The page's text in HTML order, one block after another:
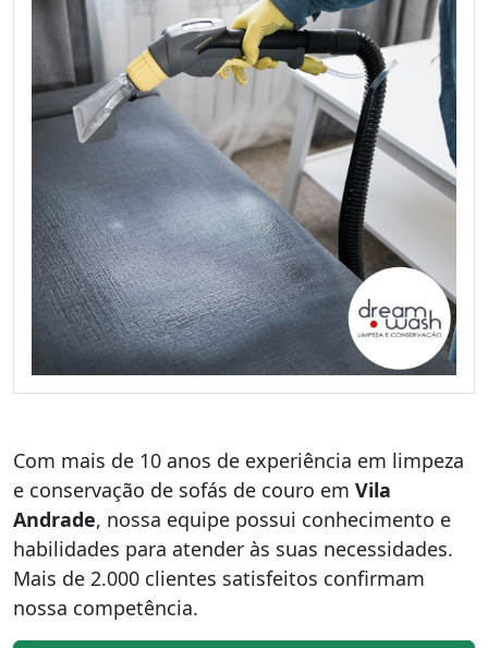
Com mais de 10 anos de experiência em limpeza
e conservação de sofás de couro em Vila
Andrade, nossa equipe possui conhecimento e
habilidades para atender às suas necessidades.
Mais de 2.000 clientes satisfeitos confirmam
nossa competência.